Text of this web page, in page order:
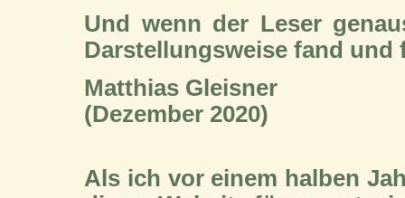
Und wenn der Leser
Darstellungsweise fand und
Matthias Gleisner
(Dezember 2020)
Als ich vor einem halben